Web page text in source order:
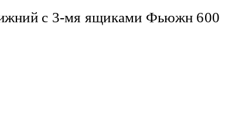
с 3-мя ящиками Фьюжн 600